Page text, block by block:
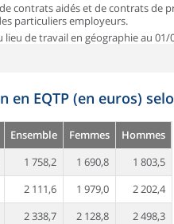
contrats aidés et de contrats de
particuliers employeurs.
lieu de travail en géographie au 01/
en EQTP (en euros)
Ensemble Femmes
Hommes
1 758,2 1 690,8
1 803,5
2 111,6 1 979,0
2 202,4
2 338,7 2 128,8
2 498,3